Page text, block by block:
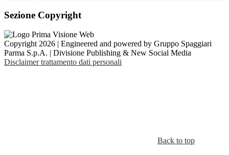
Sezione Copyright
Copyright 2026 | Engineered and powered by Gruppo Spaggiari
Parma S.p.A. | Divisione Publishing & New Social Media
Disclaimer trattamento dati personali
Back to top